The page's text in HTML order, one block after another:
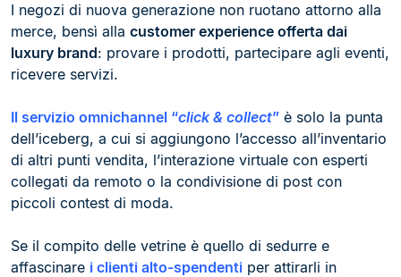
I negozi di nuova generazione non ruotano attorno alla
merce, bensì alla customer experience offerta dai
luxury brand: provare i prodotti, partecipare agli eventi,
ricevere servizi.
Il servizio omnichannel “click & collect” è solo la punta
dell’iceberg, a cui si aggiungono l’accesso all’inventario
di altri punti vendita, l’interazione virtuale con esperti
collegati da remoto o la condivisione di post con
piccoli contest di moda.
Se il compito delle vetrine è quello di sedurre e
affascinare i clienti alto-spendenti per attirarli in